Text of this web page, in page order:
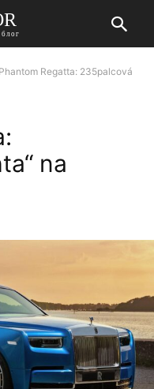
Phantom Regatta: 235palcová
na